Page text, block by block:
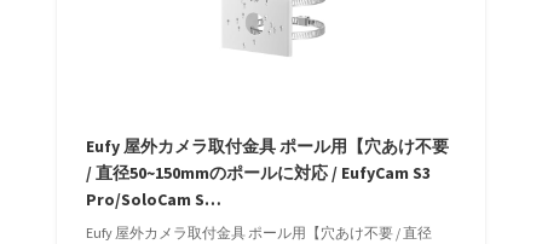
Eufy 屋外カメラ取付金具 ポール用【穴あけ不要
/ 直径50~150mmのポールに対応 / EufyCam S3
Pro/SoloCam S…
Eufy 屋外カメラ取付金具 ポール用【穴あけ不要 / 直径